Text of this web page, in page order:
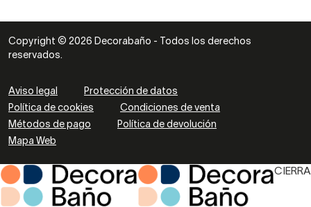
Copyright © 2026 Decorabaño - Todos los derechos
reservados.
Aviso legal
Protección de datos
Política de cookies
Condiciones de venta
Métodos de pago
Política de devolución
Mapa Web
CIERRA